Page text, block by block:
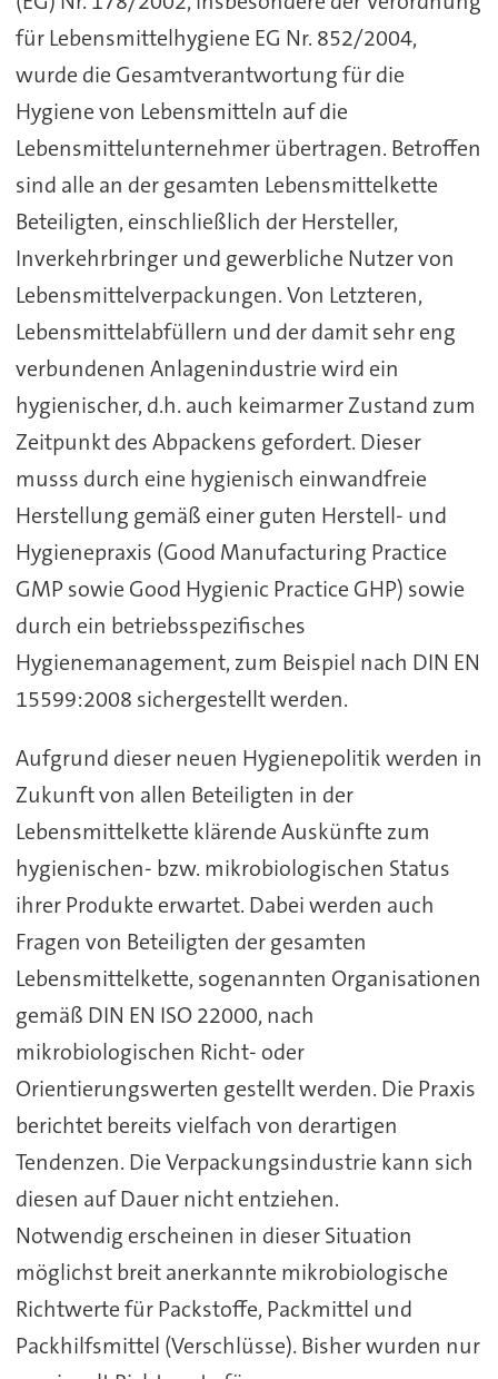
für Lebensmittelhygiene EG Nr. 852/2004,
wurde die Gesamtverantwortung für die
Hygiene von Lebensmitteln auf die
Lebensmittelunternehmer übertragen. Betroffen
sind alle an der gesamten Lebensmittelkette
Beteiligten, einschließlich der Hersteller,
Inverkehrbringer und gewerbliche Nutzer von
Lebensmittelverpackungen. Von Letzteren,
Lebensmittelabfüllern und der damit sehr eng
verbundenen Anlagenindustrie wird ein
hygienischer, d.h. auch keimarmer Zustand zum
Zeitpunkt des Abpackens gefordert. Dieser
musss durch eine hygienisch einwandfreie
Herstellung gemäß einer guten Herstell- und
Hygienepraxis (Good Manufacturing Practice
GMP sowie Good Hygienic Practice GHP) sowie
durch ein betriebsspezifisches
Hygienemanagement, zum Beispiel nach DIN EN
15599:2008 sichergestellt werden.
Aufgrund dieser neuen Hygienepolitik werden in
Zukunft von allen Beteiligten in der
Lebensmittelkette klärende Auskünfte zum
hygienischen- bzw. mikrobiologischen Status
ihrer Produkte erwartet. Dabei werden auch
Fragen von Beteiligten der gesamten
Lebensmittelkette, sogenannten Organisationen
gemäß DIN EN ISO 22000, nach
mikrobiologischen Richt- oder
Orientierungswerten gestellt werden. Die Praxis
berichtet bereits vielfach von derartigen
Tendenzen. Die Verpackungsindustrie kann sich
diesen auf Dauer nicht entziehen.
Notwendig erscheinen in dieser Situation
möglichst breit anerkannte mikrobiologische
Richtwerte für Packstoffe, Packmittel und
Packhilfsmittel (Verschlüsse). Bisher wurden nur